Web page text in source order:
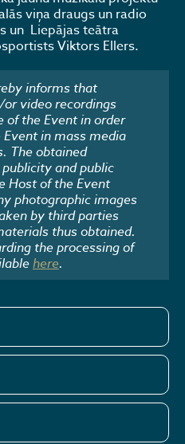
viņa draugs un radio
un Liepājas teātra
Viktors Ellers.
informs that
video recordings
of the Event in order
in mass media
The obtained
and public
Host of the Event
photographic images
by third parties
thus obtained.
the processing of
here.